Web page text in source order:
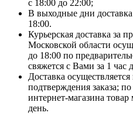
с 18:00 до 22:00;
В выходные дни доставка
18:00.
Курьерская доставка
Московской области
до 18:00 по
свяжется с Вами за 1 час
Доставка
подтверждения заказа;
интернет-магазина
день.